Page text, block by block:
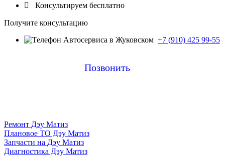
 Консультируем бесплатно
Получите консультацию
+7 (910) 425 99-55
Позвонить
Ремонт Дэу Матиз
Плановое ТО Дэу Матиз
Запчасти на Дэу Матиз
Диагностика Дэу Матиз